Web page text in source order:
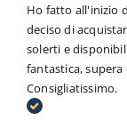
Ho fatto all'inizio
deciso di
solerti e
fantastica,
Consigliatissimo.